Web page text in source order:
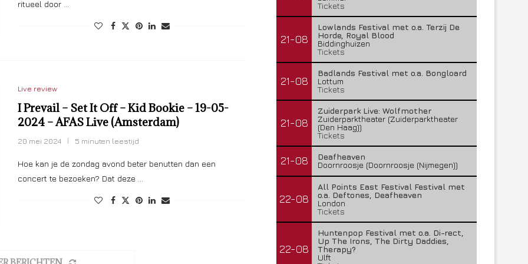
ritueel door …
Live review
I Prevail – Set It Off – Kid Bookie – 19-05-
2024 – AFAS Live (Amsterdam)
20 mei 2024 5 minuten leestijd
Hoe kan je de zondag avond beter benutten dan een
concert te bezoeken? Dat deze …
Tickets
21-08
Lowlands Festival met o.a. Terzij De
Horde, Royal Blood
Biddinghuizen
Tickets
21-08
Badlands Festival met o.a. Bongloard
Lottum
Tickets
21-08
Zuiderpark Live: Wolfmother
Zuiderparktheater (Zuiderparktheater
(Den Haag))
Tickets
21-08
Deafheaven
Doornroosje (Doornroosje (Nijmegen))
22-08
All Points East Festival Festival met
o.a. Deftones, Deafheaven
London
Tickets
22-08
Huntenpop Festival met o.a. Di-rect,
Up The Irons, The Dirty Daddies,
Therapy?
Ulft